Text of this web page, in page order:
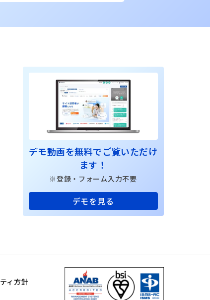
デモ動画を無料でご覧いただけ
ます！
※登録・フォーム入力不要
デモを見る
ィ方針